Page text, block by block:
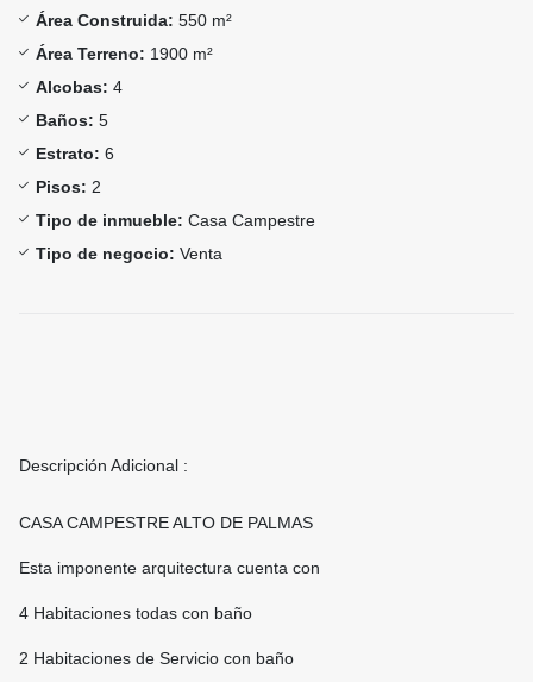
Área Construida: 550 m²
Área Terreno: 1900 m²
Alcobas: 4
Baños: 5
Estrato: 6
Pisos: 2
Tipo de inmueble: Casa Campestre
Tipo de negocio: Venta
Descripción Adicional :
CASA CAMPESTRE ALTO DE PALMAS
Esta imponente arquitectura cuenta con
4 Habitaciones todas con baño
2 Habitaciones de Servicio con baño